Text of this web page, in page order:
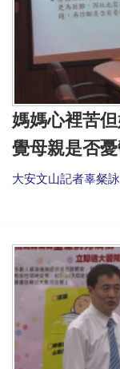
媽媽心裡苦
覺母親是否
大安文山記者辜粲